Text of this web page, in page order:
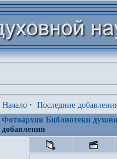
Начало · Последние
Фотоархив Библиотеки
добавления